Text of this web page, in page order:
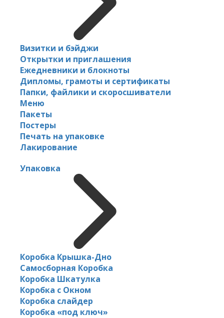
Визитки и бэйджи
Открытки и приглашения
Ежедневники и блокноты
Дипломы, грамоты и сертификаты
Папки, файлики и скоросшиватели
Меню
Пакеты
Постеры
Печать на упаковке
Лакирование
Упаковка
Коробка Крышка-Дно
Самосборная Коробка
Коробка Шкатулка
Коробка с Окном
Коробка слайдер
Коробка «под ключ»